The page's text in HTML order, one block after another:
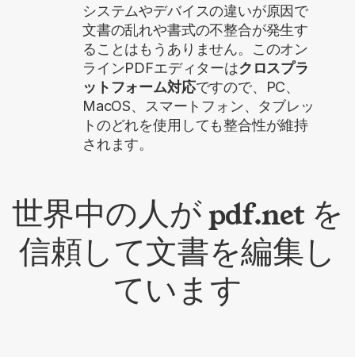
システムやデバイスの違いが原因で
文書の乱れや書式の不整合が発生す
ることはもうありません。このオン
ラインPDFエディターはクロスプラ
ットフォーム対応ですので、PC、
MacOS、スマートフォン、タブレッ
トのどれを使用しても整合性が維持
されます。
世界中の人が pdf.net を
信頼して文書を編集し
ています